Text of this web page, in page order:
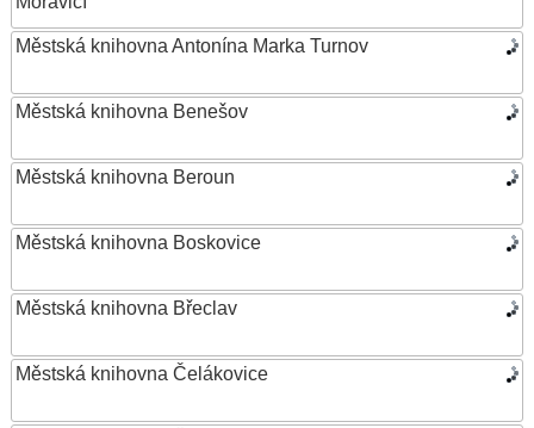
Městská knihovna Antonína Marka Turnov
Městská knihovna Benešov
Městská knihovna Beroun
Městská knihovna Boskovice
Městská knihovna Břeclav
Městská knihovna Čelákovice